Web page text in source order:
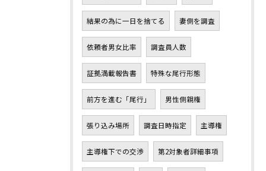
結果の為に一日を捨てる 妻側を調査
依頼者男女比率 調査員人数
証拠満載報告書 特殊な尾行形態
前方を進む「尾行」 男性側親権
張り込み場所 調査日時指定 主導権
主導権下での交渉 第2対象者詳細事項